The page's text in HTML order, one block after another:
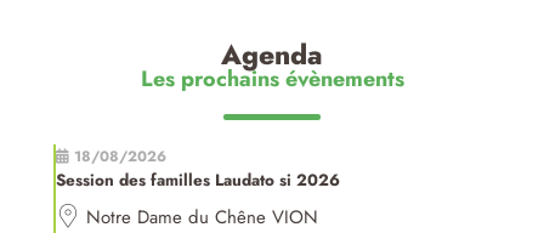
Agenda
Les prochains évènements
18/08/2026
Session des familles Laudato si 2026
Notre Dame du Chêne VION